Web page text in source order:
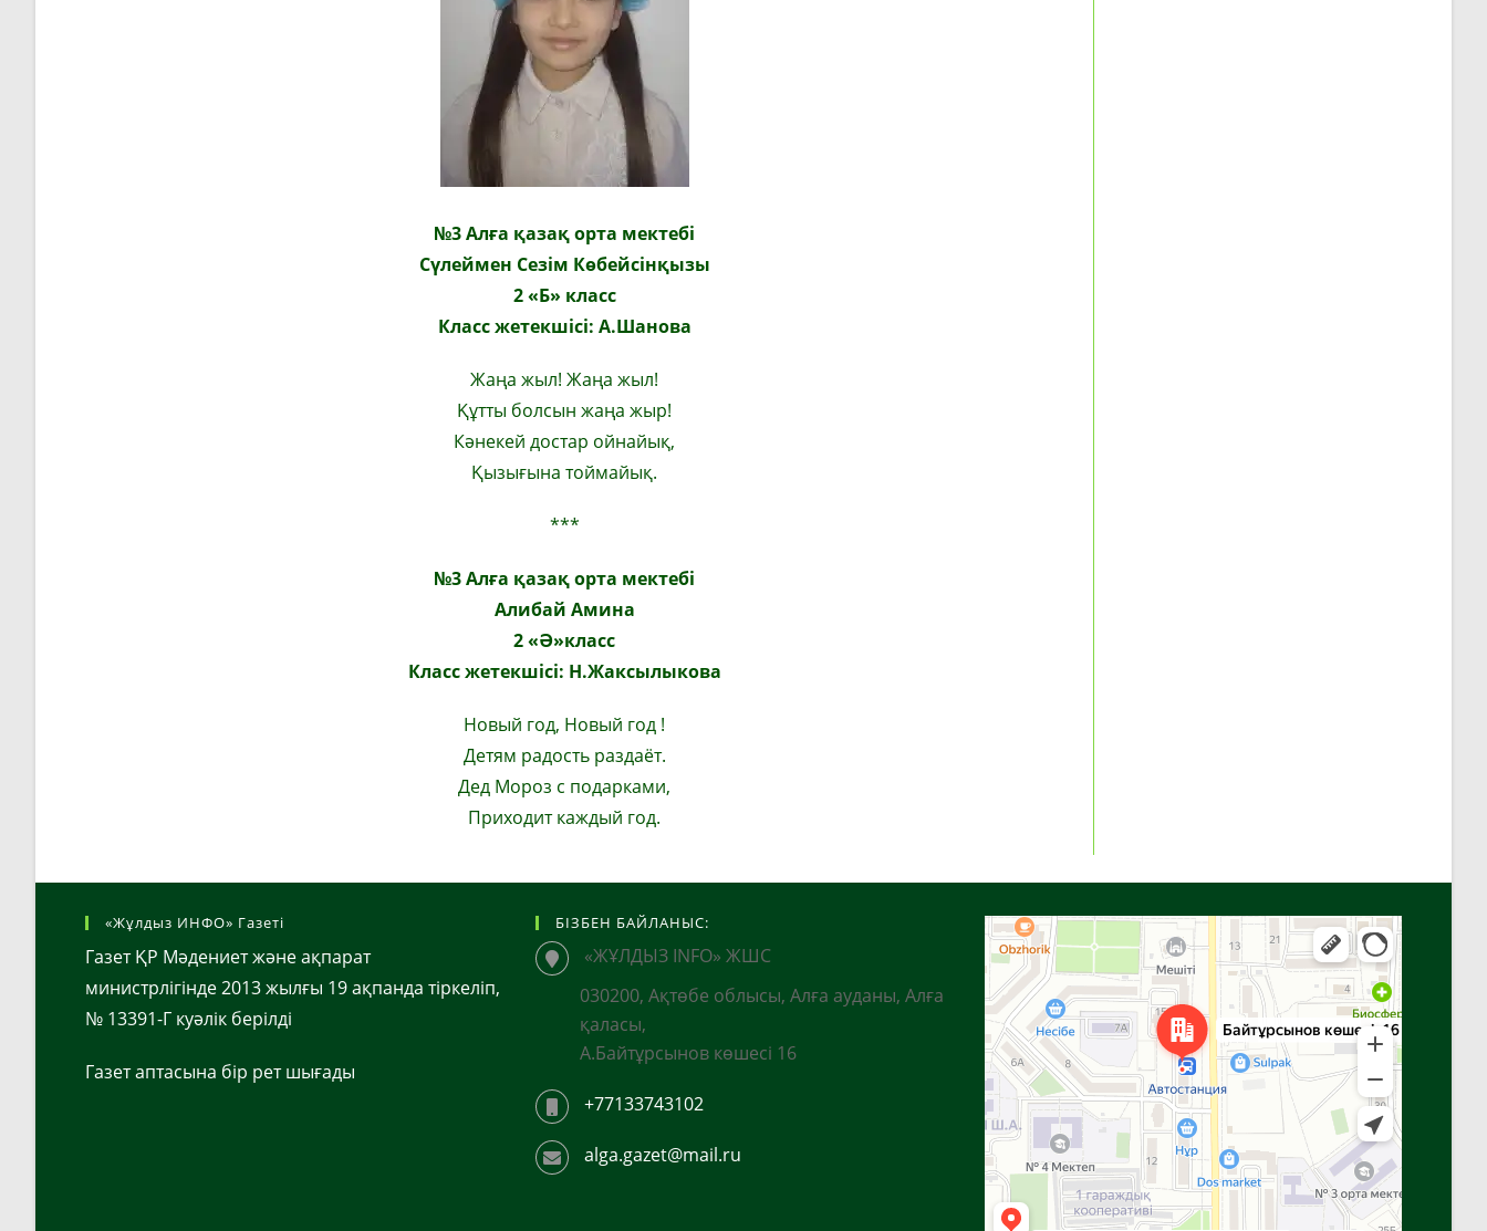
№3 Алға қазақ орта мектебі
Сүлеймен Сезім Көбейсінқызы
2«Б» класс
Класс жетекшісі: А.Шанова
Жаңа жыл! Жаңа жыл!
Құтты болсын жаңа жыр!
Кәнекей достар ойнайық,
Қызығына тоймайық.
***
№3 Алға қазақ орта мектебі
Алибай Амина
2«Ә»класс
Класс жетекшісі: Н.Жаксылыкова
Новый год, Новый год !
Детям радость раздаёт.
Дед Мороз с подарками,
Приходит каждый год.
«Жұлдыз ИНФО» Газеті
Газет ҚР Мәдениет және ақпарат
министрлігінде 2013 жылғы 19 ақпанда тіркеліп,
№ 13391-Г куәлік берілді
Газет аптасына бір рет шығады
БІЗБЕН БАЙЛАНЫС:
«ЖҰЛДЫЗ INFO» ЖШС
030200, Ақтөбе облысы, Алға ауданы, Алға
қаласы,
А.Байтұрсынов көшесі 16
+77133743102
alga.gazet@mail.ru
Алға
Яндекс Карталар — көлік, навигация, орындарды іздеу